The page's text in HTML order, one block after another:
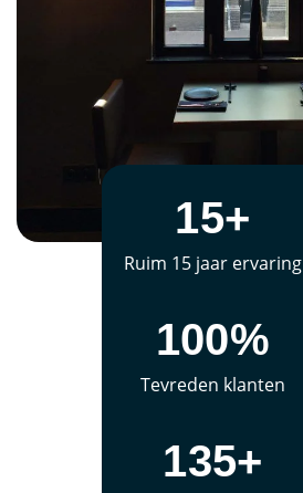
15+
Ruim 15 jaar ervaring
100%
Tevreden klanten
135+